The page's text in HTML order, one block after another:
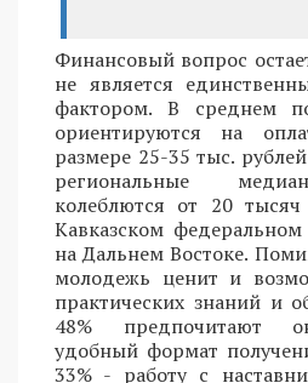
Финансовый вопрос
не является
фактором. В среднем
ориентируются на
размере 25-35 тыс.
региональные
колеблются от 20
Кавказском
на Дальнем Востоке.
молодежь ценит и
практических знаний и
48% предпочитают
удобный формат
33% - работу с